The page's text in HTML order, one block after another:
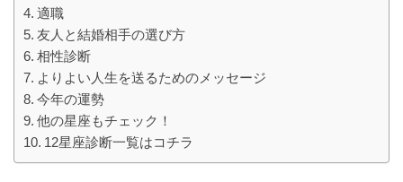
適職
友人と結婚相手の選び方
相性診断
よりよい人生を送るためのメッセージ
今年の運勢
他の星座もチェック！
12星座診断一覧はコチラ